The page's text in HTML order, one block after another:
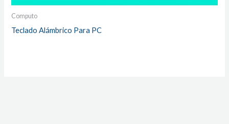
Computo
Teclado Alámbrico Para PC